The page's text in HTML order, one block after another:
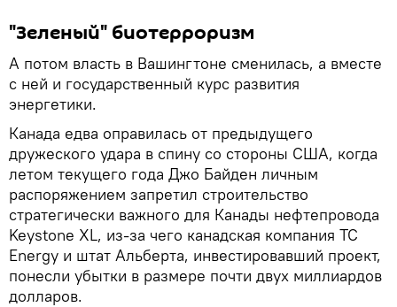
"Зеленый" биотерроризм
А потом власть в Вашингтоне сменилась, а вместе
с ней и государственный курс развития
энергетики.
Канада едва оправилась от предыдущего
дружеского удара в спину со стороны США, когда
летом текущего года Джо Байден личным
распоряжением запретил строительство
стратегически важного для Канады нефтепровода
Keystone XL, из-за чего канадская компания TC
Energy и штат Альберта, инвестировавший проект,
понесли убытки в размере почти двух миллиардов
долларов.